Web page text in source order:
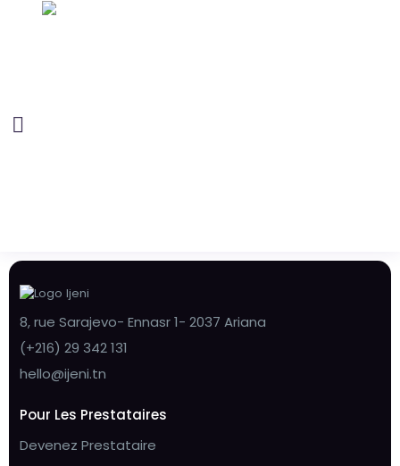
8, rue Sarajevo- Ennasr 1- 2037 Ariana
(+216) 29 342 131
hello@ijeni.tn
Pour Les Prestataires
Devenez Prestataire